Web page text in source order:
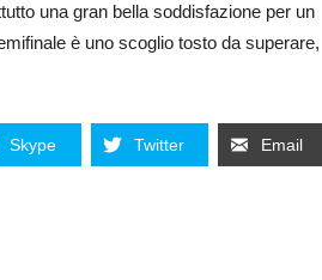
una gran bella soddisfazione per un
è uno scoglio tosto da superare,
Skype Twitter Email